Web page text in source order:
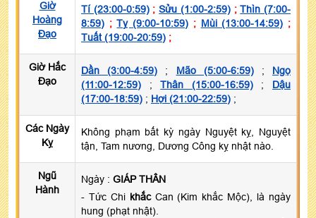
Giờ
Hoàng
Đạo
Tí (23:00-0:59);Sửu (1:00-2:59);Thìn (7:00-
8:59) ;Tỵ (9:00-10:59) ; Mùi (13:00-14:59) ;
Tuất (19:00-20:59) ;
Giờ Hắc
Đạo
Dần (3:00-4:59) ; Mão (5:00-6:59); Ngọ
(11:00-12:59) ;Thân (15:00-16:59); Dậu
(17:00-18:59) ; Hợi (21:00-22:59) ;
Các Ngày
Kỵ
Không phạm bất kỳ ngày Nguyệt kỵ, Nguyệt
tận, Tam nương, Dương Công kỵ nhật nào.
Ngũ
Hành
Ngày : GIÁP THÂN
- Tức Chi khắcCan (Kim khắc Mộc), là ngày
hung (phạt nhật).